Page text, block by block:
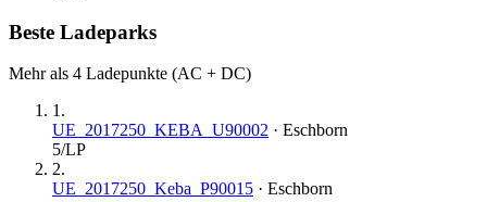
Beste Ladeparks
Mehr als 4 Ladepunkte (AC + DC)
1 .
UE_2017250_KEBA_U90002 · Eschborn
5/LP
2.
UE_2017250_Keba_P90015 · Eschborn